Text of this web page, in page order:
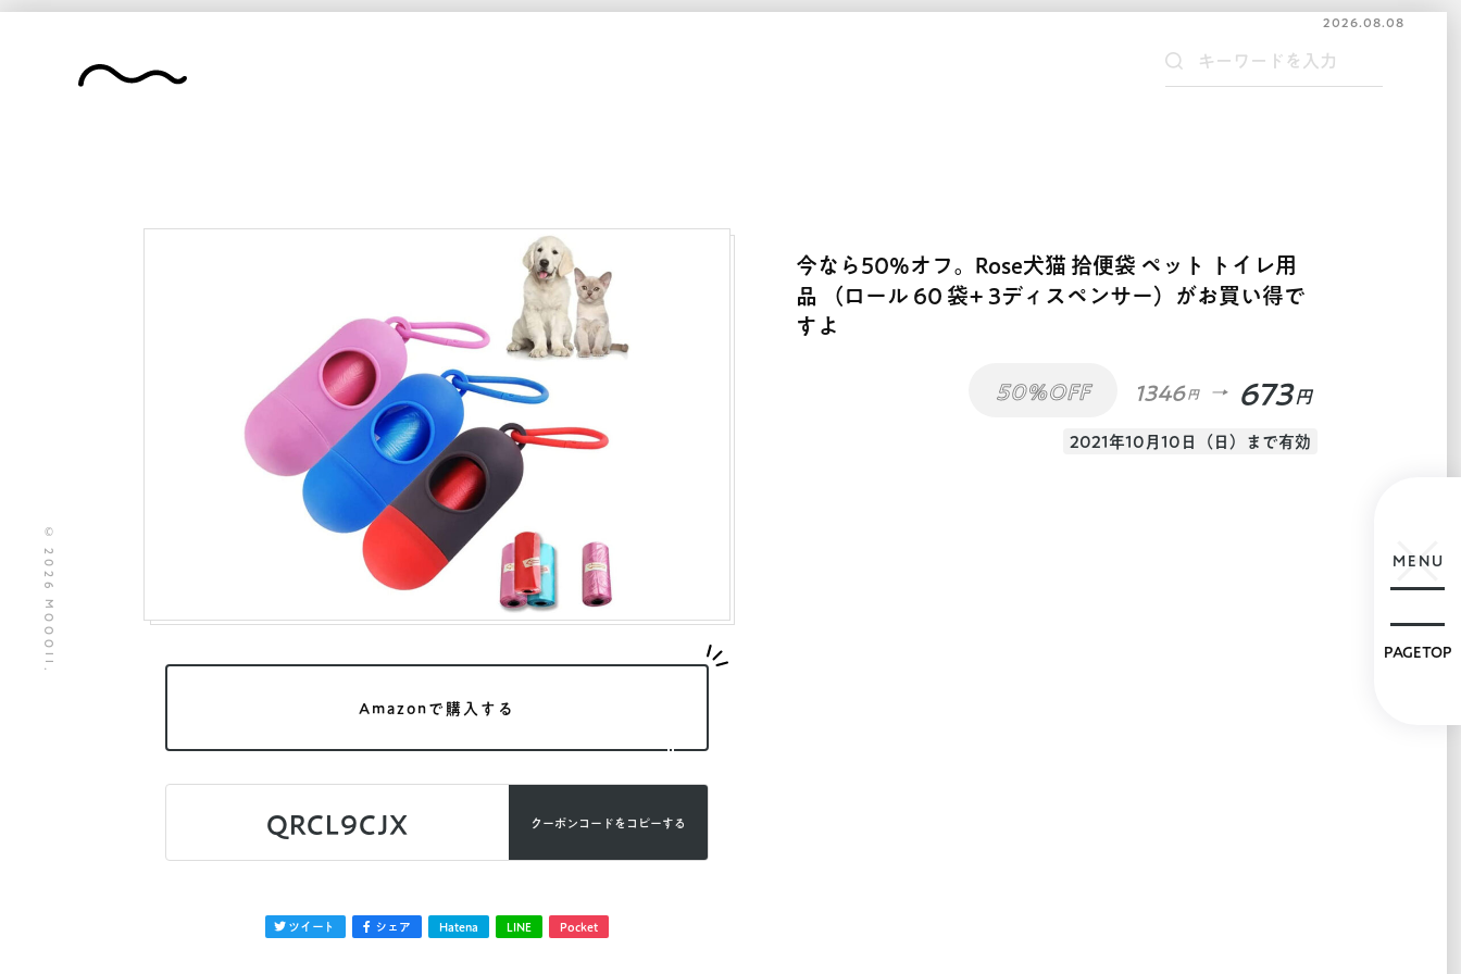
2026.08.08
Amazonで購入する
QRCL9CJX クーポンコードを コピーする
ツイート シェア Hatena LINE Pocket
今なら50%オフ。Rose犬猫 拾便袋 ペット トイレ用
品 （ロール 60 袋+ 3ディスペンサー）がお買い得で
すよ
50%OFF 1346 円 673 円
2021年10月10日（日）まで有効
© 2026 MOOOII. MENU
PAGETOP